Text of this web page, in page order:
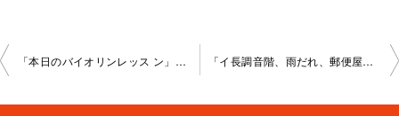
投
「本日のバイオリンレッス ン」新宿教室2023-4-15-no0022-1060 「イ長調音階、雨だれ、郵便屋さん、ちょうちょ、ぶんぶ んぶん、ト長調音階、Ｇ線のレッスン」秋葉原教室2023-4-15 -no0022-1064